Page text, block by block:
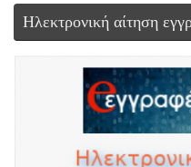
Ηλεκτρονική αίτηση